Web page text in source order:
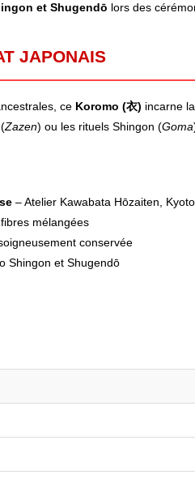
et Shugendō lors des
JAPONAIS
ce Koromo (衣) incarne
Zazen) ou les rituels Shingon (Goma
– Atelier Kawabata Hōzaiten, Kyoto
mélangées
conservée
Shingon et Shugendō